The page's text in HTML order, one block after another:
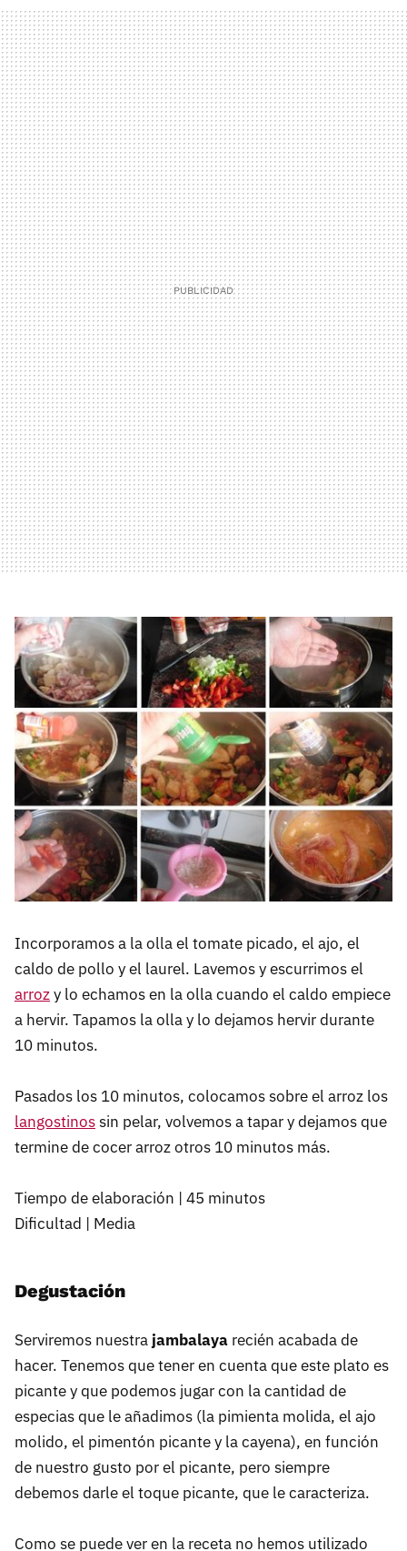
Incorporamos a la olla el tomate picado, el ajo, el
caldo de pollo y el laurel. Lavemos y escurrimos el
arrozy lo echamos en la olla cuando el caldo empiece
a hervir. Tapamos la olla y lo dejamos hervir durante
10 minutos.
Pasados los 10 minutos, colocamos sobre el arroz los
langostinossin pelar, volvemos a tapar y dejamos que
termine de cocer arroz otros 10 minutos más.
Tiempo de elaboración | 45 minutos
Dificultad | Media
Degustación
Serviremos nuestra jambalaya recién acabada de
hacer. Tenemos que tener en cuenta que este plato es
picante y que podemos jugar con la cantidad de
especias que le añadimos (la pimienta molida, el ajo
molido, el pimentón picante y la cayena), en función
de nuestro gusto por el picante, pero siempre
debemos darle el toque picante, que le caracteriza.
Como se puede ver en la receta no hemos utilizado